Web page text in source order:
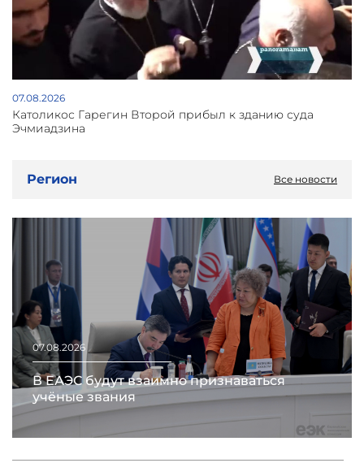
07.08.2026
Католикос Гарегин Второй прибыл к зданию суда
Эчмиадзина
Регион Все новости
07.08.2026
В ЕАЭС будут взаимно признаваться
учёные звания